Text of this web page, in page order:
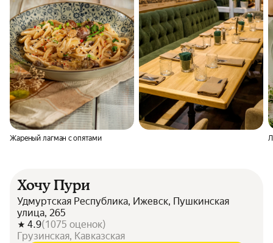
Жареный лагман с опятами
Хочу Пури
Удмуртская Республика, Ижевск, Пушкинская
улица, 265
4.9(1075 оценок)
Грузинская, Кавказская